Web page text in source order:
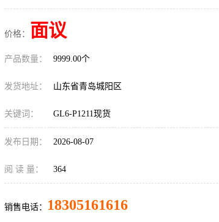
价格： 面议
产品数量： 9999.00个
发货地址： 山东省青岛城阳区
关键词： GL6-P1211现货
发布日期： 2026-08-07
阅 读 量： 364
销售电话： 18305161616